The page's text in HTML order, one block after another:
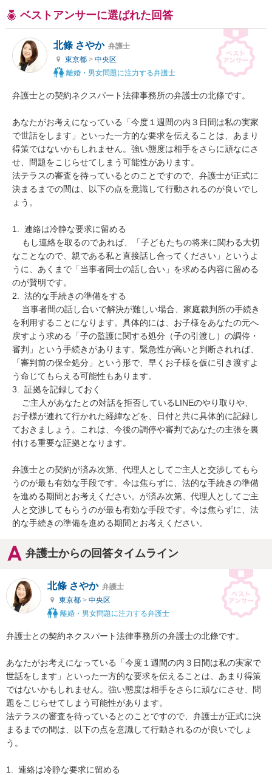
ベストアンサーに選ばれた回答
北條 さやか 弁護士
東京都 > 中央区
離婚・男女問題に注力する弁護士
弁護士との契約ネクスパート法律事務所の弁護士の北條です。
あなたがお考えになっている「今度１週間の内３日間は私の実家
で世話をします」といった一方的な要求を伝えることは、あまり
得策ではないかもしれません。強い態度は相手をさらに頑なにさ
せ、問題をこじらせてしまう可能性があります。
法テラスの審査を待っているとのことですので、弁護士が正式に
決まるまでの間は、以下の点を意識して行動されるのが良いでし
ょう。
1.  連絡は冷静な要求に留める
なことなので、親である私と直接話し合ってください」というよ
うに、あくまで「当事者同士の話し合い」を求める内容に留める
のが賢明です。
2.  法的な手続きの準備をする
を利用することになります。具体的には、お子様をあなたの元へ
戻すよう求める「子の監護に関する処分（子の引渡し）の調停・
審判」という手続きがあります。緊急性が高いと判断されれば、
「審判前の保全処分」という形で、早くお子様を仮に引き渡すよ
う命じてもらえる可能性もあります。
3.  証拠を記録しておく
お子様が連れて行かれた経緯などを、日付と共に具体的に記録し
ておきましょう。これは、今後の調停や審判であなたの主張を裏
付ける重要な証拠となります。
弁護士との契約が済み次第、代理人としてご主人と交渉してもら
うのが最も有効な手段です。今は焦らずに、法的な手続きの準備
を進める期間とお考えください。が済み次第、代理人としてご主
人と交渉してもらうのが最も有効な手段です。今は焦らずに、法
的な手続きの準備を進める期間とお考えください。
弁護士からの回答タイムライン
北條 さやか 弁護士
東京都 > 中央区
離婚・男女問題に注力する弁護士
弁護士との契約ネクスパート法律事務所の弁護士の北條です。
あなたがお考えになっている「今度１週間の内３日間は私の実家で
世話をします」といった一方的な要求を伝えることは、あまり得策
ではないかもしれません。強い態度は相手をさらに頑なにさせ、問
題をこじらせてしまう可能性があります。
法テラスの審査を待っているとのことですので、弁護士が正式に決
まるまでの間は、以下の点を意識して行動されるのが良いでしょ
う。
1.  連絡は冷静な要求に留める